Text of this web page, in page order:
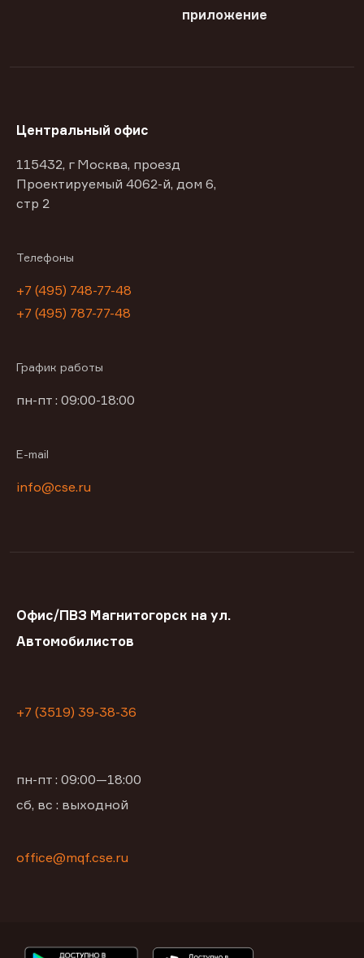
приложение
Центральный офис
115432, г Москва, проезд
Проектируемый 4062-й, дом 6,
стр 2
Телефоны
+7 (495) 748-77-48
+7 (495) 787-77-48
График работы
пн-пт : 09:00-18:00
E-mail
info@cse.ru
Офис/ПВЗ Магнитогорск на ул.
Автомобилистов
+7 (3519) 39-38-36
пн-пт : 09:00—18:00
сб, вс : выходной
office@mqf.cse.ru